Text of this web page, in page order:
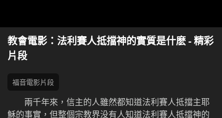
教會電影：法利賽人抵擋神的實質是什麽 - 精彩
片段
福音電影片段
兩千年來，信主的人雖然都知道法利賽人抵擋主耶
穌的事實，但整個宗教界没有人知道法利賽人抵擋神的